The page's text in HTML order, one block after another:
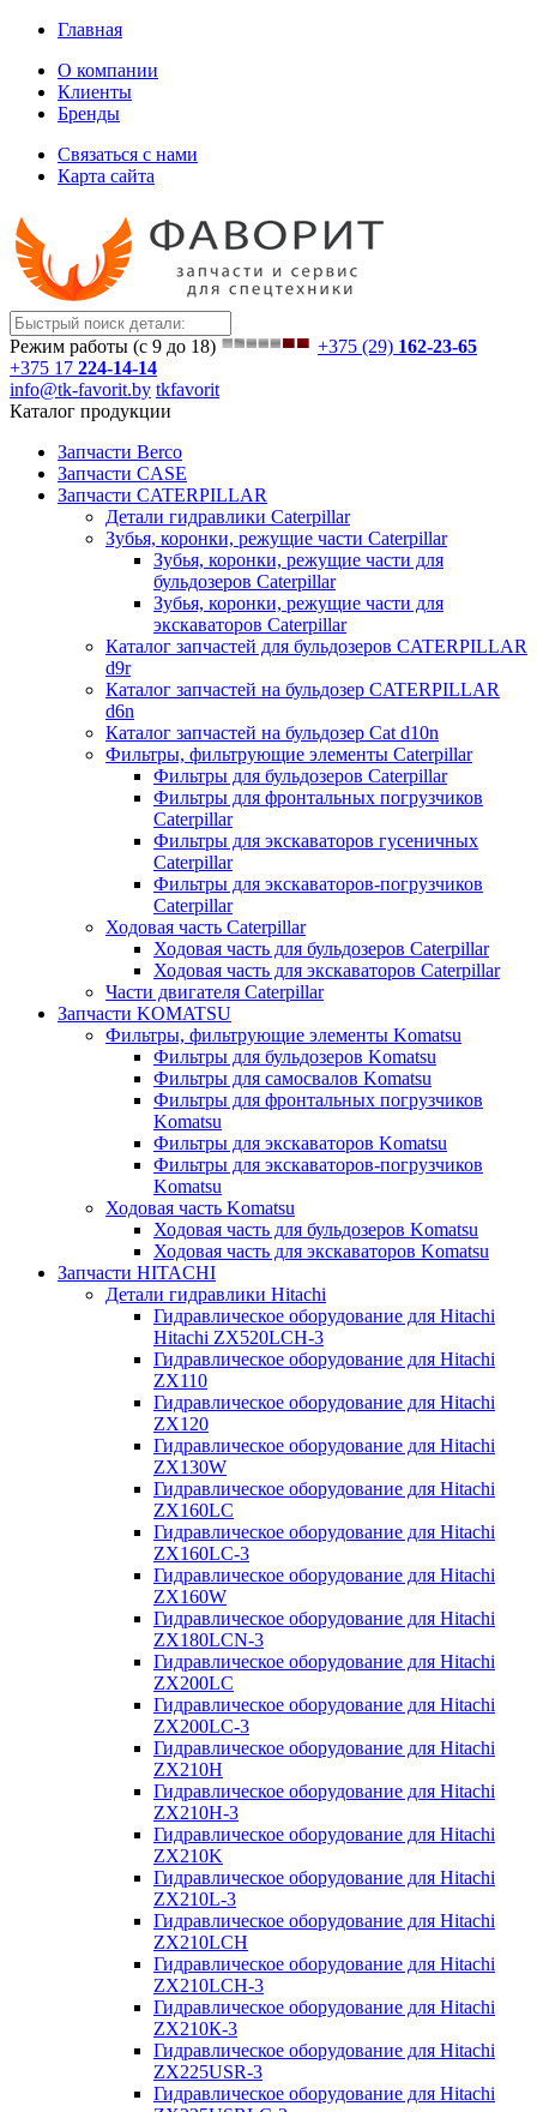
Главная
О компании
Клиенты
Бренды
Связаться с нами
Карта сайта
Режим работы (с 9 до 18) +375 (29) 162-23-65
+375 17 224-14-14
info@tk-favorit.by tkfavorit
Каталог продукции
Запчасти Berco
Запчасти CASE
Запчасти CATERPILLAR
Детали гидравлики Caterpillar
Зубья, коронки, режущие части Caterpillar
Зубья, коронки, режущие части для
бульдозеров Caterpillar
Зубья, коронки, режущие части для
экскаваторов Caterpillar
Каталог запчастей для бульдозеров CATERPILLAR
d9r
Каталог запчастей на бульдозер CATERPILLAR
d6n
Каталог запчастей на бульдозер Сat d10n
Фильтры, фильтрующие элементы Caterpillar
Фильтры для бульдозеров Caterpillar
Фильтры для фронтальных погрузчиков
Caterpillar
Фильтры для экскаваторов гусеничных
Caterpillar
Фильтры для экскаваторов-погрузчиков
Caterpillar
Ходовая часть Caterpillar
Ходовая часть для бульдозеров Caterpillar
Ходовая часть для экскаваторов Caterpillar
Части двигателя Caterpillar
Запчасти KOMATSU
Фильтры, фильтрующие элементы Komatsu
Фильтры для бульдозеров Komatsu
Фильтры для самосвалов Komatsu
Фильтры для фронтальных погрузчиков
Komatsu
Фильтры для экскаваторов Komatsu
Фильтры для экскаваторов-погрузчиков
Komatsu
Ходовая часть Komatsu
Ходовая часть для бульдозеров Komatsu
Ходовая часть для экскаваторов Komatsu
Запчасти HITACHI
Детали гидравлики Hitachi
Гидравлическое оборудование для Hitachi
Hitachi ZX520LCH-3
Гидравлическое оборудование для Hitachi
ZX110
Гидравлическое оборудование для Hitachi
ZX120
Гидравлическое оборудование для Hitachi
ZX130W
Гидравлическое оборудование для Hitachi
ZX160LC
Гидравлическое оборудование для Hitachi
ZX160LC-3
Гидравлическое оборудование для Hitachi
ZX160W
Гидравлическое оборудование для Hitachi
ZX180LCN-3
Гидравлическое оборудование для Hitachi
ZX200LC
Гидравлическое оборудование для Hitachi
ZX200LC-3
Гидравлическое оборудование для Hitachi
ZX210H
Гидравлическое оборудование для Hitachi
ZX210H-3
Гидравлическое оборудование для Hitachi
ZX210K
Гидравлическое оборудование для Hitachi
ZX210L-3
Гидравлическое оборудование для Hitachi
ZX210LCH
Гидравлическое оборудование для Hitachi
ZX210LCH-3
Гидравлическое оборудование для Hitachi
ZX210К-3
Гидравлическое оборудование для Hitachi
ZX225USR-3
Гидравлическое оборудование для Hitachi